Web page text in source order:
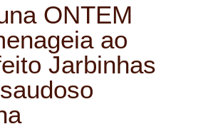
ONTEM
ao
Jarbinhas